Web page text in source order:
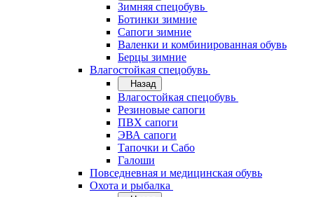
Зимняя спецобувь
Ботинки зимние
Сапоги зимние
Валенки и комбинированная обувь
Берцы зимние
Влагостойкая спецобувь
Назад
Влагостойкая спецобувь
Резиновые сапоги
ПВХ сапоги
ЭВА сапоги
Тапочки и Сабо
Галоши
Повседневная и медицинская обувь
Охота и рыбалка